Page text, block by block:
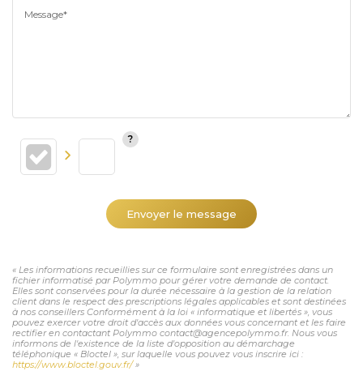
Message*
Envoyer le message
« Les informations recueillies sur ce formulaire sont enregistrées dans un
fichier informatisé par Polymmo pour gérer votre demande de contact.
Elles sont conservées pour la durée nécessaire à la gestion de la relation
client dans le respect des prescriptions légales applicables et sont destinées
à nos conseillers Conformément à la loi « informatique et libertés », vous
pouvez exercer votre droit d'accès aux données vous concernant et les faire
rectifier en contactant Polymmo contact@agencepolymmo.fr. Nous vous
informons de l'existence de la liste d'opposition au démarchage
téléphonique « Bloctel », sur laquelle vous pouvez vous inscrire ici :
https://www.bloctel.gouv.fr/»